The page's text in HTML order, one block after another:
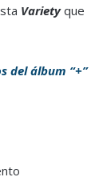
Varietyque
del álbum “+”